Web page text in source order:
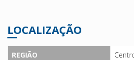
LOCALIZAÇÃO
REGIÃO